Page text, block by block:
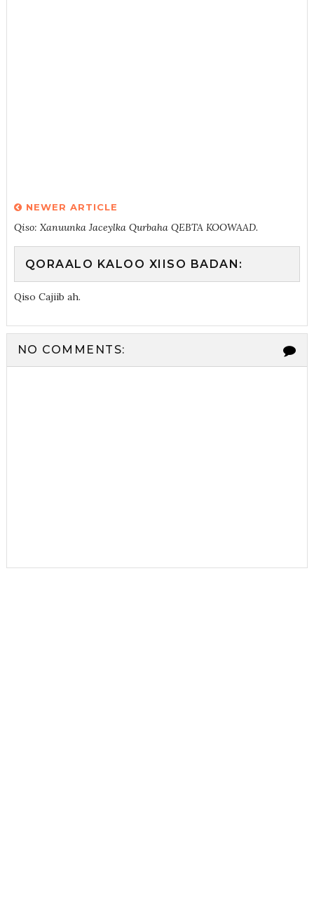
NEWER ARTICLE
Qiso: Xanuunka Jaceylka Qurbaha QEBTA KOOWAAD.
QORAALO KALOO XIISO BADAN:
Qiso Cajiib ah.
NO COMMENTS: